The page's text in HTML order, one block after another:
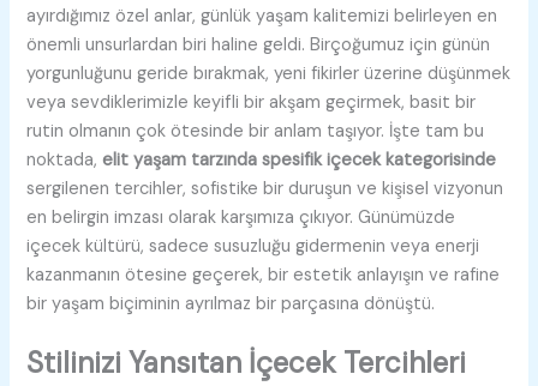
ayırdığımız özel anlar, günlük yaşam kalitemizi belirleyen en
önemli unsurlardan biri haline geldi. Birçoğumuz için günün
yorgunluğunu geride bırakmak, yeni fikirler üzerine düşünmek
veya sevdiklerimizle keyifli bir akşam geçirmek, basit bir
rutin olmanın çok ötesinde bir anlam taşıyor. İşte tam bu
noktada,elit yaşam tarzında spesifik içecek kategorisinde
sergilenen tercihler, sofistike bir duruşun ve kişisel vizyonun
en belirgin imzası olarak karşımıza çıkıyor. Günümüzde
içecek kültürü, sadece susuzluğu gidermenin veya enerji
kazanmanın ötesine geçerek, bir estetik anlayışın ve rafine
bir yaşam biçiminin ayrılmaz bir parçasına dönüştü.
Stilinizi Yansıtan İçecek Tercihleri